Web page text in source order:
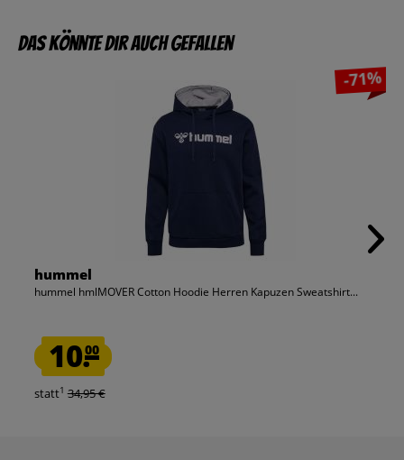
Das könnte dir auch gefallen
-71%
hummel
hummel hmlMOVER Cotton Hoodie Herren Kapuzen Sweatshirt...
10.00
statt1 34,95 €